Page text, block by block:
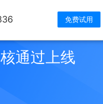
免费试用
通过上线